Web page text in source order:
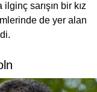
sarışın bir kız
de yer alan